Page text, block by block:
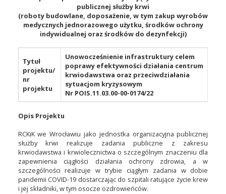
publicznej służby krwi
(roboty budowlane, doposażenie, w tym zakup wyrobów
medycznych jednorazowego użytku, środków ochrony
indywidualnej oraz środków do dezynfekcji)
Tytuł
projektu/
nr
projektu
Unowocześnienie infrastruktury celem
poprawy efektywności działania centrum
krwiodawstwa oraz przeciwdziałania
sytuacjom kryzysowym
Nr POIS.11.03.00-00-0174/22
Opis Projektu
RCKiK we Wrocławiu jako jednostka organizacyjna publicznej
służby krwi realizuje zadania publiczne z zakresu
krwiodawstwa i krwiolecznictwa o szczególnym znaczeniu dla
zapewnienia ciągłości działania ochrony zdrowia, a w
szczególności realizuje w trybie ciągłym zadania w dobie
pandemii COVID-19 dostarczając do szpitali ratujące życie krew
i jej składniki, w tym osocze ozdrowieńców.